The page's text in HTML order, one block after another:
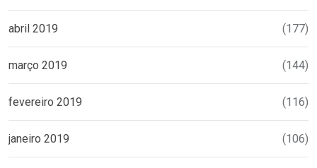
abril 2019 (177)
março 2019 (144)
fevereiro 2019 (116)
janeiro 2019 (106)